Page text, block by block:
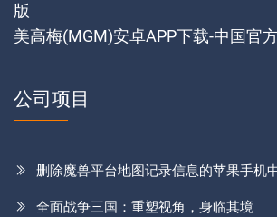
版
美高梅(MGM)安卓APP下载-中国官
公司项目
删除魔兽平台地图记录信息的苹果手机
全面战争三国：重塑视角，身临其境